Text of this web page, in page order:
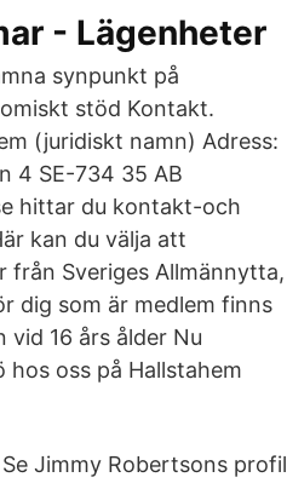
- Lägenheter
synpunkt på
stöd Kontakt.
(juridiskt namn) Adress:
4 SE-734 35 AB
hittar du kontakt-och
kan du välja att
från Sveriges Allmännytta,
dig som är medlem finns
vid 16 års ålder Nu
oss på Hallstahem
Jimmy Robertsons profil